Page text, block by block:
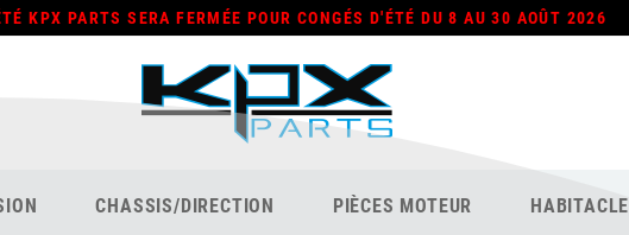
KPX PARTS SERA FERMÉE POUR CONGÉS D'ÉTÉ DU 8 AU 30 AOÛT 2026
CHASSIS/DIRECTION PIÈCES MOTEUR HABITACLE